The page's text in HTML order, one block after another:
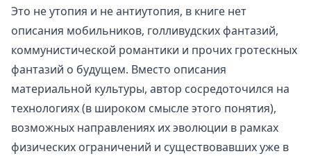
Это не утопия и не антиутопия, в книге нет
описания мобильников, голливудских фантазий,
коммунистической романтики и прочих гротескных
фантазий о будущем. Вместо описания
материальной культуры, автор сосредоточился на
технологиях (в широком смысле этого понятия),
возможных направлениях их эволюции в рамках
физических ограничений и существовавших уже в